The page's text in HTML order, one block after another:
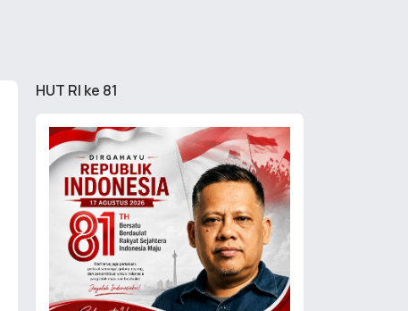
HUT RI ke 81